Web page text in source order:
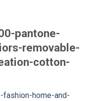
pantone-
removable-
cotton-
fashion-home-and-